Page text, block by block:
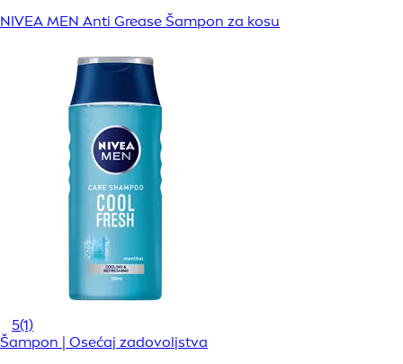
NIVEA MEN Anti Grease Šampon za kosu
5(1)
Šampon | Osećaj zadovoljstva